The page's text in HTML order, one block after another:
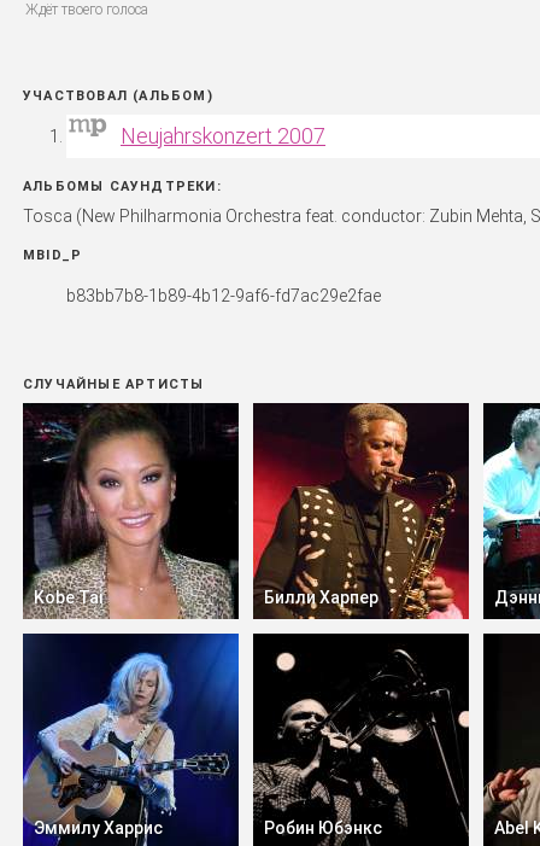
Ждёт твоего голоса
УЧАСТВОВАЛ (АЛЬБОМ)
Neujahrskonzert 2007
АЛЬБОМЫ САУНДТРЕКИ:
Tosca (New Philharmonia Orchestra feat. conductor: Zubin Mehta,
MBID_P
b83bb7b8-1b89-4b12-9af6-fd7ac29e2fae
СЛУЧАЙНЫЕ АРТИСТЫ
Kobe Tai Билли Харпер
Эммилу Харрис Робин Юбэнкс Abel